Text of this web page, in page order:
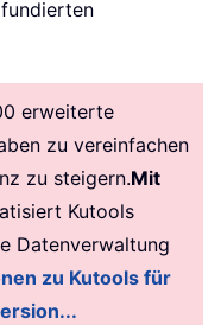
erweiterte
zu vereinfachen
zu steigern.Mit
Kutools
Datenverwaltung
zu Kutools für